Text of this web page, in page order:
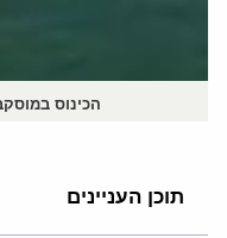
הכינוס
תוכן העניינים